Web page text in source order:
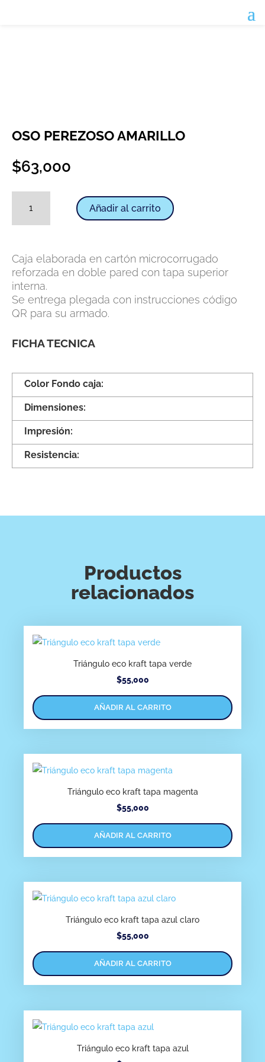
OSO PEREZOSO AMARILLO
$63,000
perezoso
amarillo
Añadir al carrito
Caja elaborada en cartón microcorrugado
reforzada en doble pared con tapa superior
interna.
Se entrega plegada con instrucciones código
QR para su armado.
FICHA TECNICA
Color Fondo caja:
Dimensiones:
Impresión:
Resistencia:
Productos
relacionados
Triángulo eco kraft tapa verde
$55,000
AÑADIR AL CARRITO
Triángulo eco kraft tapa magenta
$55,000
AÑADIR AL CARRITO
Triángulo eco kraft tapa azul claro
$55,000
AÑADIR AL CARRITO
Triángulo eco kraft tapa azul